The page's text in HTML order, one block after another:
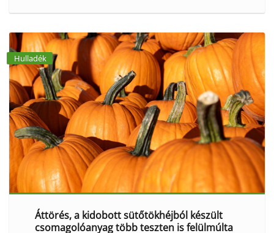
Hulladék
Áttörés, a kidobott sütőtökhéjból készült
csomagolóanyag több teszten is felülmúlta